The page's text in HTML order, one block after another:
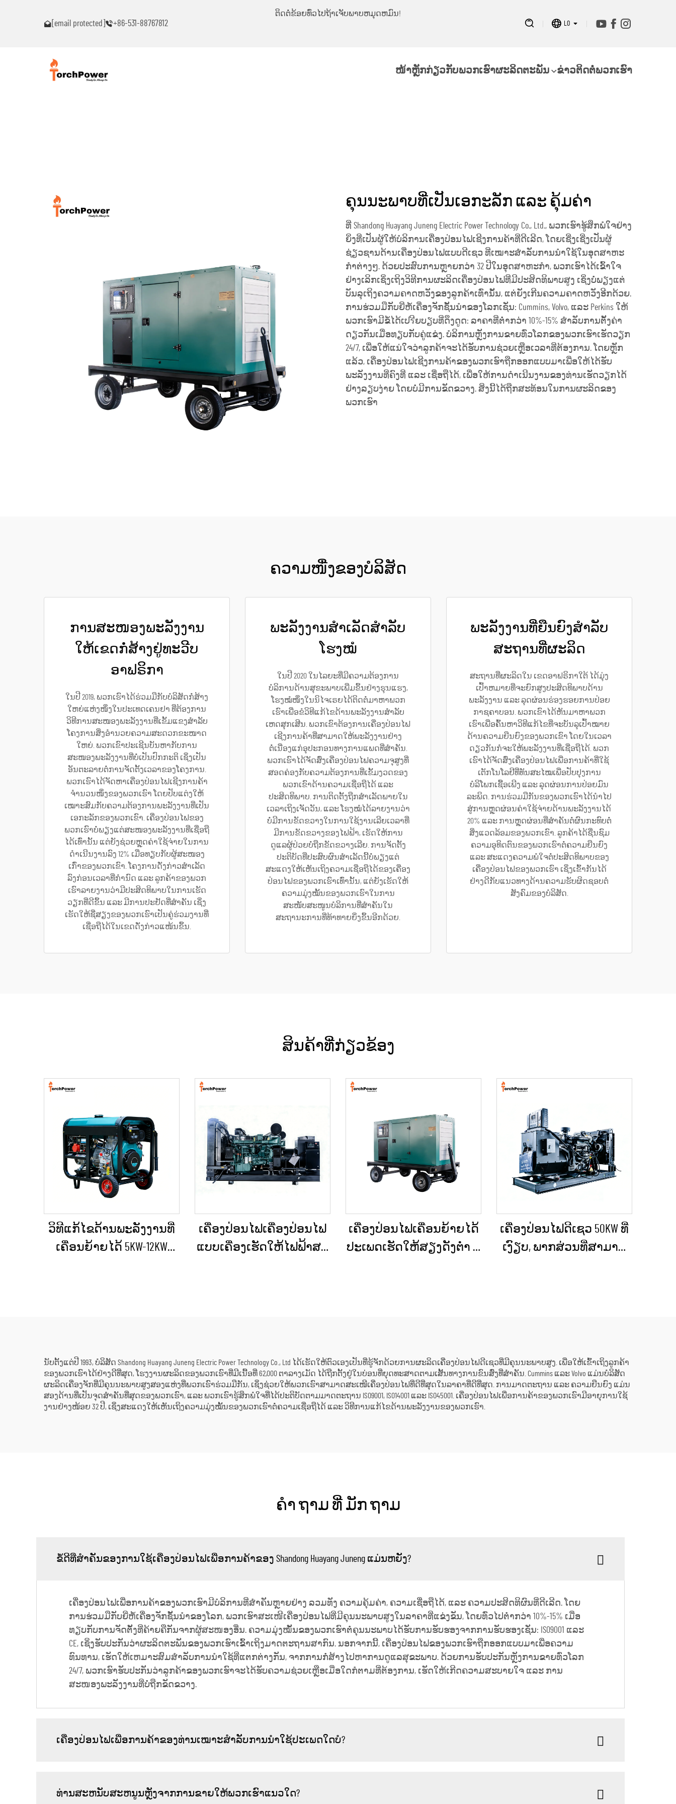
[email protected] +86-531-88767812
ຕິດຕໍ່ຂ້ອຍທົ່ວໄປຖ້າເຈັບພາບຫມຸດຫມົນ!
LO
ໜ້າຫຼັກກ່ຽວກັບພວກເຮົາຜະລິດຕະພັນ ຂ່າວຕິດຕໍ່ພວກເຮົາ
ຄຸນນະພາບທີ່ເປັນເອກະລັກ ແລະ ຄຸ້ມຄ່າ
ທີ່ Shandong Huayang Juneng Electric Power Technology Co., Ltd., ພວກເຮົາຮູ້ສຶກພໍໃຈຢ່າງ
ຍິ່ງທີ່ເປັນຜູ້ໃຫ້ບໍລິການເຄື່ອງປ່ອນໄຟເຊີງການຄ້າທີ່ດີເລີດ, ໂດຍເຊີ່ງເຊີ່ງເປັນຜູ້
ຊ່ຽວຊານດ້ານເຄື່ອງປ່ອນໄຟແບບດີເຊວ ທີ່ເໝາະສຳລັບການນຳໃຊ້ໃນອຸດສາຫະ
ກຳຕ່າງໆ. ດ້ວຍປະສົບການຫຼາຍກວ່າ 32 ປີໃນອຸດສາຫະກຳ, ພວກເຮົາໄດ້ເຂົ້າໃຈ
ຢ່າງເລິກເຊິ່ງເຖິງວິທີການຜະລິດເຄື່ອງປ່ອນໄຟທີ່ມີປະສິດທິພາບສູງ ເຊິ່ງບໍ່ພຽງແຕ່
ບັນລຸເຖິງຄວາມຄາດຫວັງຂອງລູກຄ້າເທົ່ານັ້ນ, ແຕ່ຍັງເກີນຄວາມຄາດຫວັງອີກດ້ວຍ.
ການຮ່ວມມືກັບຍີ່ຫໍ້ເຄື່ອງຈັກຊັ້ນນຳຂອງໂລກເຊັ່ນ: Cummins, Volvo, ແລະ Perkins ໃຫ້
ພວກເຮົາມີຂໍ້ໄດ້ເປรີຍບຽບທີ່ດຶງດູດ: ລາຄາທີ່ຕ່ຳກວ່າ 10%-15% ສຳລັບການຕັ້ງຄ່າ
ດຽວກັນເມື່ອທຽບກັບຄູ່ແຂ່ງ. ບໍລິການຫຼັງການຂາຍທົ່ວໂລກຂອງພວກເຮົາເຮັດວຽກ
24/7, ເພື່ອໃຫ້ແນ່ໃຈວ່າລູກຄ້າຈະໄດ້ຮັບການຊ່ວຍເຫຼືອເວລາທີ່ຕ້ອງການ. ໂດຍຫຼັກ
ແລ້ວ, ເຄື່ອງປ່ອນໄຟເຊີງການຄ້າຂອງພວກເຮົາຖືກອອກແບບມາເພື່ອໃຫ້ໄດ້ຮັບ
ພະລັງງານທີ່ຄົງທີ່ ແລະ ເຊື່ອຖືໄດ້, ເພື່ອໃຫ້ການດຳເນີນງານຂອງທ່ານເຮັດວຽກໄດ້
ຢ່າງລຽບງ່າຍ ໂດຍບໍ່ມີການຂັດຂວາງ. ສິ່ງນີ້ໄດ້ຖືກສະທ້ອນໃນການຜະລິດຂອງ
ພວກເຮົາ
ຄວາມໜື່ງຂອງບໍລິສັດ
ການສະໜອງພະລັງງານ
ໃຫ້ເຂດກໍ່ສ້າງຢູ່ທະວີບ
ອາຟຣິກາ
ໃນປີ 2019, ພວກເຮົາໄດ້ຮ່ວມມືກັບບໍລິສັດກໍ່ສ້າງ
ໃຫຍ່ແຫ່ງໜຶ່ງໃນປະເທດເຄນຢາ ທີ່ຕ້ອງການ
ວິທີການສະໜອງພະລັງງານທີ່ເຂັ້ມແຂງສຳລັບ
ໂຄງການສິ່ງອຳນວຍຄວາມສະດວກຂະໜາດ
ໃຫຍ່. ພວກເຂົາປະເຊີນບັນຫາກັບການ
ສະໜອງພະລັງງານທີ່ບໍ່ເປັນປົກກະຕິ ເຊິ່ງເປັນ
ອັນຕະລາຍຕໍ່ການຈັດຕັ້ງເວລາຂອງໂຄງການ.
ພວກເຮົາໄດ້ຈັດຫາເຄື່ອງປ່ອນໄຟເຊີງການຄ້າ
ຈຳນວນໜຶ່ງຂອງພວກເຮົາ ໂດຍປັບແຕ່ງໃຫ້
ເໝາະສົມກັບຄວາມຕ້ອງການພະລັງງານທີ່ເປັນ
ເອກະລັກຂອງພວກເຂົາ. ເຄື່ອງປ່ອນໄຟຂອງ
ພວກເຮົາບໍ່ພຽງແຕ່ສະໜອງພະລັງງານທີ່ເຊື່ອຖື
ໄດ້ເທົ່ານັ້ນ ແຕ່ຍັງຊ່ວຍຫຼຸດຄ່າໃຊ້ຈ່າຍໃນການ
ດຳເນີນງານລົງ 12% ເມື່ອທຽບກັບຜູ້ສະໜອງ
ເກົ່າຂອງພວກເຂົາ. ໂຄງການດັ່ງກ່າວສຳເລັດ
ລົງກ່ອນເວລາທີ່ກຳນົດ ແລະ ລູກຄ້າຂອງພວກ
ເຮົາລາຍງານວ່າມີປະສິດທິພາບໃນການເຮັດ
ວຽກທີ່ດີຂຶ້ນ ແລະ ມີການປະຢັດທີ່ສຳຄັນ ເຊິ່ງ
ເຮັດໃຫ້ຊື່ສຽງຂອງພວກເຮົາເປັນຄູ່ຮ່ວມງານທີ່
ເຊື່ອຖືໄດ້ໃນເຂດດັ່ງກ່າວແໜ້ນຂຶ້ນ.
ພະລັງງານສຳເລັດສຳລັບ
ໂຮງໝໍ
ໃນປີ 2020 ໃນໄລຍະທີ່ມີຄວາມຕ້ອງການ
ບໍລິການດ້ານສຸຂະພາບເພີ່ມຂຶ້ນຢ່າງຮຸນແຮງ,
ໂຮງໝໍໜຶ່ງໃນນິໄຈເຣຍໄດ້ຕິດຕໍ່ມາຫາພວກ
ເຮົາເພື່ອຂໍວິທີແກ້ໄຂດ້ານພະລັງງານສຳລັບ
ເຫດສຸກເສີນ. ພວກເຂົາຕ້ອງການເຄື່ອງປ່ອນໄຟ
ເຊີງການຄ້າທີ່ສາມາດໃຫ້ພະລັງງານຢ່າງ
ຕໍ່ເນື່ອງແກ່ອຸປະກອນທາງການແພດທີ່ສຳຄັນ.
ພວກເຮົາໄດ້ຈັດສົ່ງເຄື່ອງປ່ອນໄຟຄວາມຈຸສູງທີ່
ສອດຄ່ອງກັບຄວາມຕ້ອງການທີ່ເຂັ້ມງວດຂອງ
ພວກເຂົາດ້ານຄວາມເຊື່ອຖືໄດ້ ແລະ
ປະສິດທິພາບ. ການຕິດຕັ້ງຖືກສຳເລັດພາຍໃນ
ເວລາເຖິງເຈັດວັນ, ແລະ ໂຮງໝໍໄດ້ລາຍງານວ່າ
ບໍ່ມີການຂັດຂວາງໃນການໃຊ້ງານເລີຍເວລາທີ່
ມີການຂັດຂວາງຂອງໄຟຟ້າ, ເຮັດໃຫ້ການ
ດູແລຜູ້ປ່ວຍບໍ່ຖືກຂັດຂວາງເລີຍ. ການຈັດຕັ້ງ
ປະຕິບັດທີ່ປະສົບຜົນສຳເລັດນີ້ບໍ່ພຽງແຕ່
ສະແດງໃຫ້ເຫັນເຖິງຄວາມເຊື່ອຖືໄດ້ຂອງເຄື່ອງ
ປ່ອນໄຟຂອງພວກເຮົາເທົ່ານັ້ນ, ແຕ່ຍັງເຮັດໃຫ້
ຄວາມມຸ່ງໝັ້ນຂອງພວກເຮົາໃນການ
ສະໜັບສະໜູນບໍລິການທີ່ສຳຄັນໃນ
ສະຖານະການທີ່ທ້າທາຍຍິ່ງຂຶ້ນອີກດ້ວຍ.
ພະລັງງານທີ່ຍືນຍົງສຳລັບ
ສະຖານທີ່ຜະລິດ
ສະຖານທີ່ຜະລິດໃນ ເຂດອາຟຣິກາໃຕ້ ໄດ້ມຸ່ງ
ເປົ້າຫມາຍທີ່ຈະຍົກສູງປະສິດທິພາບດ້ານ
ພະລັງງານ ແລະ ລຸດຜ່ອນຮ່ອງຮອຍການປ່ອຍ
ກາຊຄາບອນ. ພວກເຂົາໄດ້ຫັນມາຫາພວກ
ເຮົາເພື່ອຄົ້ນຫາວິທີແກ້ໄຂທີ່ຈະບັນລຸເປົ້າໝາຍ
ດ້ານຄວາມຍືນຍົງຂອງພວກເຂົາ ໂດຍໃນເວລາ
ດຽວກັນກໍຈະໃຫ້ພະລັງງານທີ່ເຊື່ອຖືໄດ້. ພວກ
ເຮົາໄດ້ຈັດສົ່ງເຄື່ອງປ່ອນໄຟເພື່ອການຄ້າທີ່ໃຊ້
ເຕັກໂນໂລຢີທີ່ທັນສະໄໝເພື່ອປັບປຸງການ
ບໍລິໂພກເຊື້ອເພີງ ແລະ ລຸດຜ່ອນການປ່ອຍມົນ
ລະພິດ. ການຮ່ວມມືກັນຂອງພວກເຮົາໄດ້ນຳໄປ
ສູ່ການຫຼຸດຜ່ອນຄ່າໃຊ້ຈ່າຍດ້ານພະລັງງານໄດ້
20% ແລະ ການຫຼຸດຜ່ອນທີ່ສຳຄັນຕໍ່ຜົນກະທົບຕໍ່
ສິ່ງແວດລ້ອມຂອງພວກເຂົາ. ລູກຄ້າໄດ້ຊື່ນຊົມ
ຄວາມອຸທິດຕົນຂອງພວກເຮົາຕໍ່ຄວາມຍືນຍົງ
ແລະ ສະແດງຄວາມພໍໃຈຕໍ່ປະສິດທິພາບຂອງ
ເຄື່ອງປ່ອນໄຟຂອງພວກເຮົາ ເຊິ່ງເຂົ້າກັນໄດ້
ຢ່າງດີກັບແນວທາງດ້ານຄວາມຮັບຜິດຊອບຕໍ່
ສັງຄົມຂອງບໍລິສັດ.
ສິນຄ້າທີ່ກ່ຽວຂ້ອງ
ວິທີແກ້ໄຂດ້ານພະລັງງານທີ່
ເຄື່ອນຍ້າຍໄດ້ 5KW-12KW
ເຄື່ອງປ່ອນໄຟເຄື່ອງປ່ອນໄຟ
ແບບເຄື່ອງເຮັດໃຫ້ໄຟຟ້າສະ
ເຄື່ອງປ່ອນໄຟເຄື່ອນຍ້າຍໄດ້
ປະເພດເຮັດໃຫ້ສຽງດັງຕ່ຳ ທີ່
ເຄື່ອງປ່ອນໄຟດີເຊວ 50KW ທີ່
ເງົຽບ, ພາກສ່ວນທີ່ສາມາດ
ນັບຕັ້ງແຕ່ປີ 1993, ບໍລິສັດ Shandong Huayang Juneng Electric Power Technology Co., Ltd ໄດ້ເຮັດໃຫ້ຕົວເອງເປັນທີ່ຮູ້ຈັກດ້ວຍການຜະລິດເຄື່ອງປ່ອນໄຟດີເຊວທີ່ມີຄຸນນະພາບສູງ. ເພື່ອໃຫ້ເຂົ້າເຖິງລູກຄ້າ
ຂອງພວກເຮົາໄດ້ຢ່າງດີທີ່ສຸດ, ໂຮງງານຜະລິດຂອງພວກເຮົາທີ່ມີເນື້ອທີ່ 62,000 ຕາລາງເມັດ ໄດ້ຖືກຕັ້ງຢູ່ໃນບ່ອນທີ່ຍຸດທະສາດຕາມເສັ້ນທາງການຂົນສົ່ງທີ່ສຳຄັນ. Cummins ແລະ Volvo ແມ່ນບໍລິສັດ
ຜະລິດເຄື່ອງຈັກທີ່ມີຄຸນນະພາບສູງສອງແຫ່ງທີ່ພວກເຮົາຮ່ວມມືກັນ, ເຊິ່ງຊ່ວຍໃຫ້ພວກເຮົາສາມາດສະເໜີເຄື່ອງປ່ອນໄຟທີ່ດີທີ່ສຸດໃນລາຄາທີ່ດີທີ່ສຸດ. ການມາດຕະຖານ ແລະ ຄວາມຍືນຍົງ ແມ່ນ
ສອງດ້ານທີ່ເປັນຈຸດສຳຄັນທີ່ສຸດຂອງພວກເຮົາ, ແລະ ພວກເຮົາຮູ້ສຶກພໍໃຈທີ່ໄດ້ປະຕິບັດຕາມມາດຕະຖານ ISO9001, ISO14001 ແລະ ISO45001. ເຄື່ອງປ່ອນໄຟເພື່ອການຄ້າຂອງພວກເຮົາມີອາຍຸການໃຊ້
ງານຢ່າງໜ້ອຍ 32 ປີ, ເຊິ່ງສະແດງໃຫ້ເຫັນເຖິງຄວາມມຸ່ງໝັ້ນຂອງພວກເຮົາຕໍ່ຄວາມເຊື່ອຖືໄດ້ ແລະ ວິທີການແກ້ໄຂດ້ານພະລັງງານຂອງພວກເຮົາ.
ຄໍາ ຖາມ ທີ່ ມັກ ຖາມ
ຂໍ້ດີທີ່ສຳຄັນຂອງການໃຊ້ເຄື່ອງປ່ອນໄຟເພື່ອການຄ້າຂອງ Shandong Huayang Juneng ແມ່ນຫຍັງ?
ເຄື່ອງປ່ອນໄຟເພື່ອການຄ້າຂອງພວກເຮົາມີບໍລິການທີ່ສຳຄັນຫຼາຍຢ່າງ ລວມທັງ ຄວາມຄຸ້ມຄ່າ, ຄວາມເຊື່ອຖືໄດ້, ແລະ ຄວາມປະສິດທິຜົນທີ່ດີເລີດ. ໂດຍ
ການຮ່ວມມືກັບຍີ່ຫໍ້ເຄື່ອງຈັກຊັ້ນນຳຂອງໂລກ, ພວກເຮົາສະເໜີເຄື່ອງປ່ອນໄຟທີ່ມີຄຸນນະພາບສູງໃນລາຄາທີ່ແຂ່ງຂັນ, ໂດຍທົ່ວໄປຕ່ຳກວ່າ 10%-15% ເມື່ອ
ທຽບກັບການຈັດຕັ້ງທີ່ຄ້າຍຄືກັນຈາກຜູ້ສະໜອງອື່ນ. ຄວາມມຸ່ງໝັ້ນຂອງພວກເຮົາຕໍ່ຄຸນນະພາບໄດ້ຮັບການຮັບຮອງຈາກການຮັບຮອງເຊັ່ນ: ISO9001 ແລະ
CE, ເຊິ່ງຮັບປະກັນວ່າຜະລິດຕະພັນຂອງພວກເຮົາເຂົ້າເຖິງມາດຕະຖານສາກົນ. ນອກຈາກນີ້, ເຄື່ອງປ່ອນໄຟຂອງພວກເຮົາຖືກອອກແບບມາເພື່ອຄວາມ
ທົນທານ, ເຮັດໃຫ້ເຫມາະສົມສຳລັບການນຳໃຊ້ທີ່ແຕກຕ່າງກັນ, ຈາກການກໍ່ສ້າງໄປຫາການດູແລສຸຂະພາບ. ດ້ວຍການຮັບປະກັນຫຼັງການຂາຍທົ່ວໂລກ
24/7, ພວກເຮົາຮັບປະກັນວ່າລູກຄ້າຂອງພວກເຮົາຈະໄດ້ຮັບຄວາມຊ່ວຍເຫຼືອເມື່ອໃດກໍຕາມທີ່ຕ້ອງການ, ເຮັດໃຫ້ເກີດຄວາມສະບາຍໃຈ ແລະ ການ
ສະໜອງພະລັງງານທີ່ບໍ່ຖືກຂັດຂວາງ.
ເຄື່ອງປ່ອນໄຟເພື່ອການຄ້າຂອງທ່ານເໝາະສຳລັບການນຳໃຊ້ປະເພດໃດບໍ?
ທ່ານສະຫນັບສະຫນູນຫຼັງຈາກການຂາຍໃຫ້ພວກເຮົາແນວໃດ?